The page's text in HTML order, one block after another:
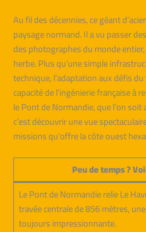
Au fil des décennies, ce géant
paysage normand. Il a vu passer
des photographes du monde
herbe. Plus qu’une simple
technique, l’adaptation aux défis
capacité de l’ingénierie française à
le Pont de Normandie, que l’on
c’est découvrir une vue
missions qu’offre la côte ouest
Peu de temps ?
Le Pont de Normandie relie Le
travée centrale de 856 mètres,
toujours impressionnante.